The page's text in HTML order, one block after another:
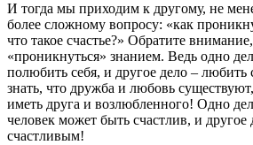
И тогда мы приходим к другому, не
более сложному вопросу: «как
что такое счастье?» Обратите
«проникнуться» знанием. Ведь одно
полюбить себя, и другое дело –
знать, что дружба и любовь
иметь друга и возлюбленного! Одно
человек может быть счастлив, и другое
счастливым!